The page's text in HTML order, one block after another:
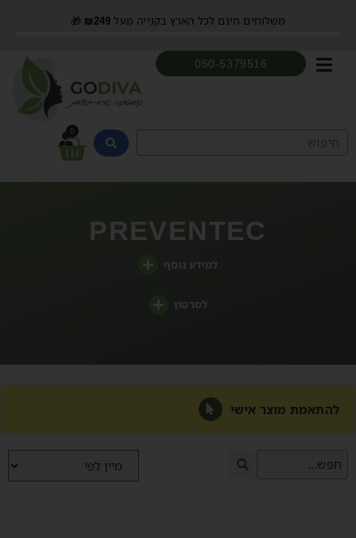
משלוחים חינם לכל הארץ בקנייה מעל ₪249
🎁
050-5379516
0
PREVENTEC
למידע נוסף
לסרטון
להתאמת מוצר אישי